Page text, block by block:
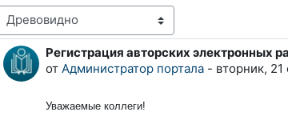
отображения
Регистрация авторских электронных
от Администратор портала- вторник, 21
Количество ответов: 0
Уважаемые коллеги!